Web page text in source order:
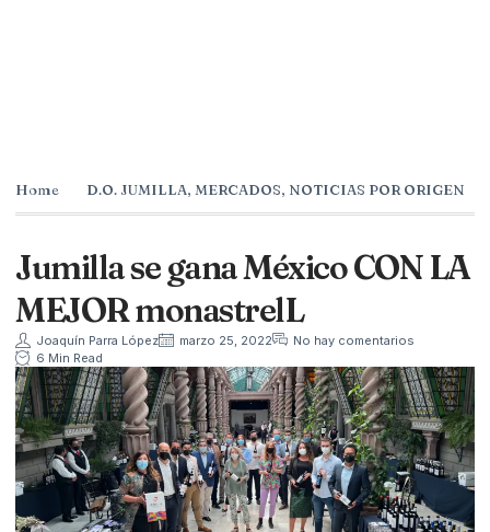
Home D.O. JUMILLA, MERCADOS, NOTICIAS POR ORIGEN
Jumilla se gana México CON LA
MEJOR monastrelL
Joaquín Parra López marzo 25, 2022
No hay comentarios
6 Min Read